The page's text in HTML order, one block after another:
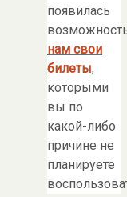
появилась
нам свои
билеты,
которыми
вы по
какой-либо
причине не
планируете